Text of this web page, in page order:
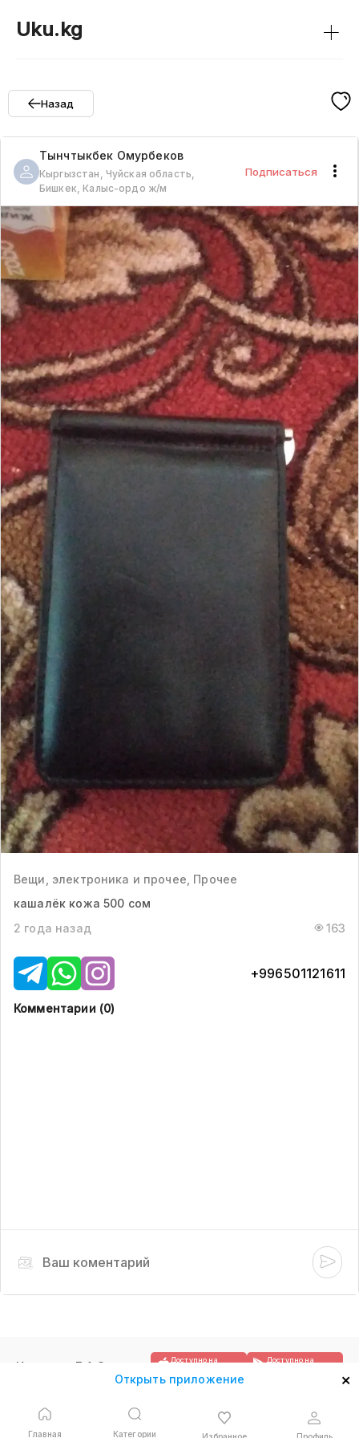
Uku.kg +
Назад
Тынчтыкбек Омурбеков
Кыргызстан, Чуйская область,
Бишкек, Калыс-ордо ж/м
Подписаться
Вещи, электроника и прочее, Прочее
кашалёк кожа 500 сом
2 года назад
163
+996501121611
Комментарии (0)
Главная Категории Избранное Профиль
Открыть приложение ×
Контакты F.A.Q. Доступно на Доступно на